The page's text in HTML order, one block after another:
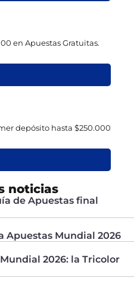
en Apuestas Gratuitas.
depósito hasta $250.000
noticias
de Apuestas final
Apuestas Mundial 2026
2026: la Tricolor